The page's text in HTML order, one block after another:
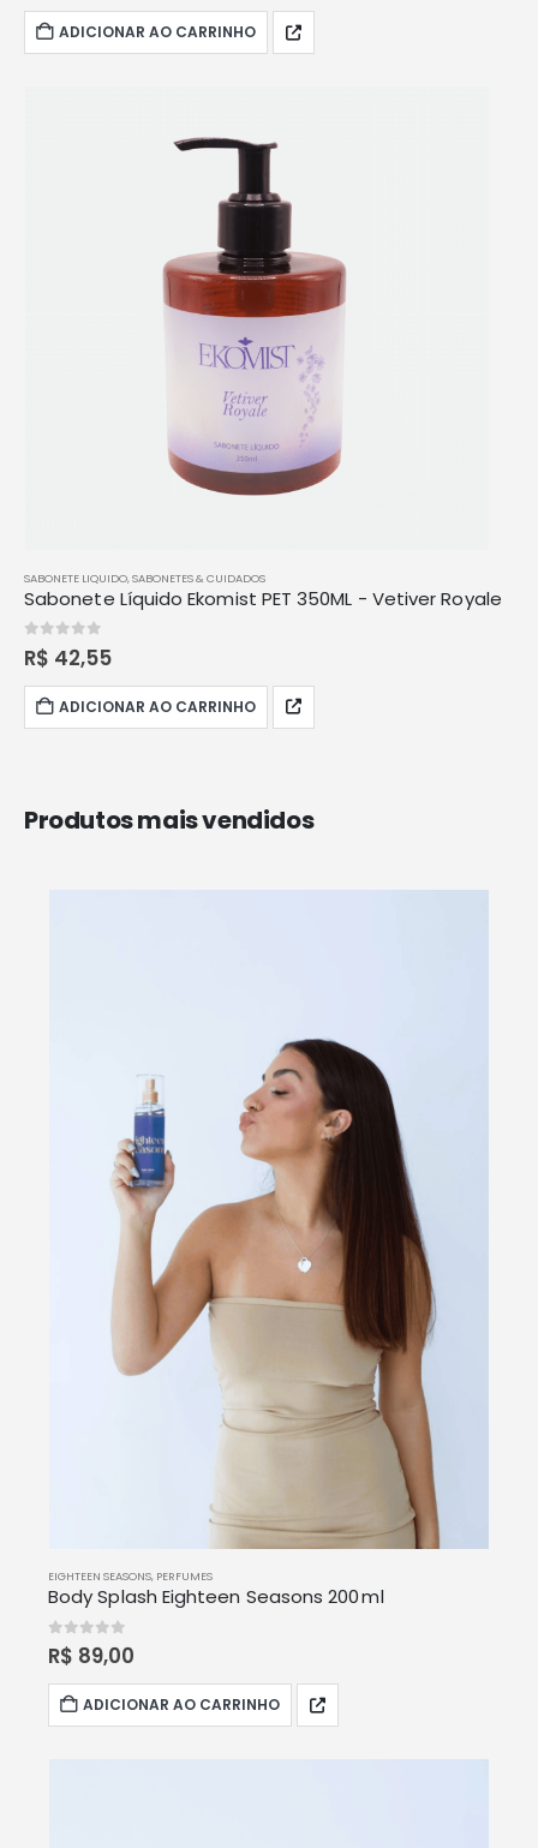
ADICIONAR AO CARRINHO
SABONETE LIQUIDO,SABONETES & CUIDADOS
Sabonete Líquido Ekomist PET 350ML - Vetiver Royale
out of 5
R$ 42,55
ADICIONAR AO CARRINHO
Produtos mais vendidos
EIGHTEEN SEASONS, PERFUMES
Body Splash Eighteen Seasons 200 ml
out of 5
R$ 89,00
ADICIONAR AO CARRINHO